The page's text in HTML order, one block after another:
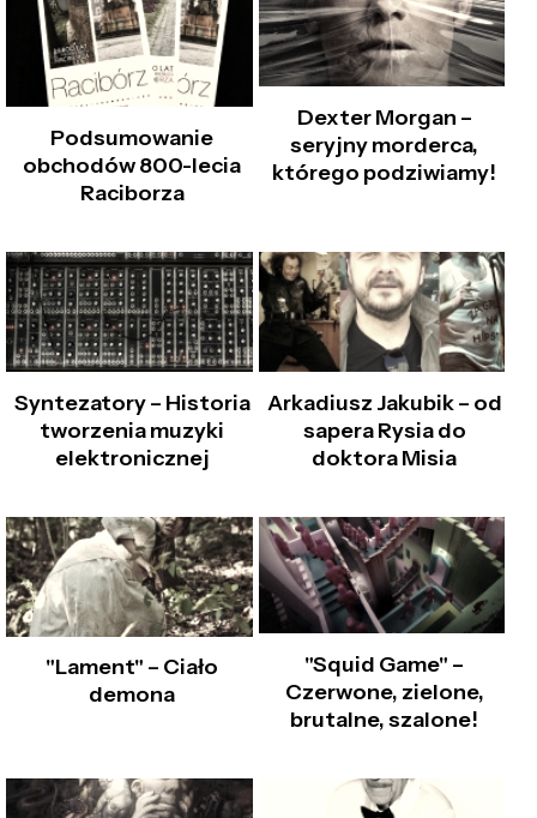
Podsumowanie
obchodów 800-lecia
Raciborza
Dexter Morgan –
seryjny morderca,
którego podziwiamy!
Syntezatory – Historia
tworzenia muzyki
elektronicznej
Arkadiusz Jakubik – od
sapera Rysia do
doktora Misia
"Lament" – Ciało
demona
"Squid Game" –
Czerwone, zielone,
brutalne, szalone!